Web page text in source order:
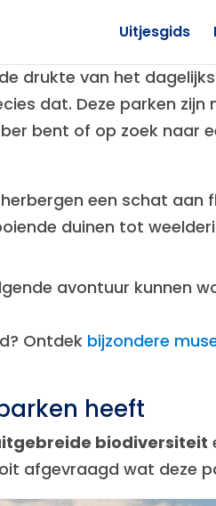
Uitjesgids
drukte van het
dat. Deze parken
bent of op zoek naar
een schat
duinen tot
avontuur kunnen
Ontdek bijzondere
heeft
biodiversiteit
afgevraagd wat deze